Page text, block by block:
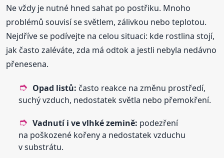
Ne vždy je nutné hned sahat po postřiku. Mnoho
problémů souvisí se světlem, zálivkou nebo teplotou.
Nejdříve se podívejte na celou situaci: kde rostlina stojí,
jak často zaléváte, zda má odtok a jestli nebyla nedávno
přenesena.
Opad listů: často reakce na změnu prostředí,
suchý vzduch, nedostatek světla nebo přemokření.
Vadnutí i ve vlhké zemině: podezření
na poškozené kořeny a nedostatek vzduchu
v substrátu.